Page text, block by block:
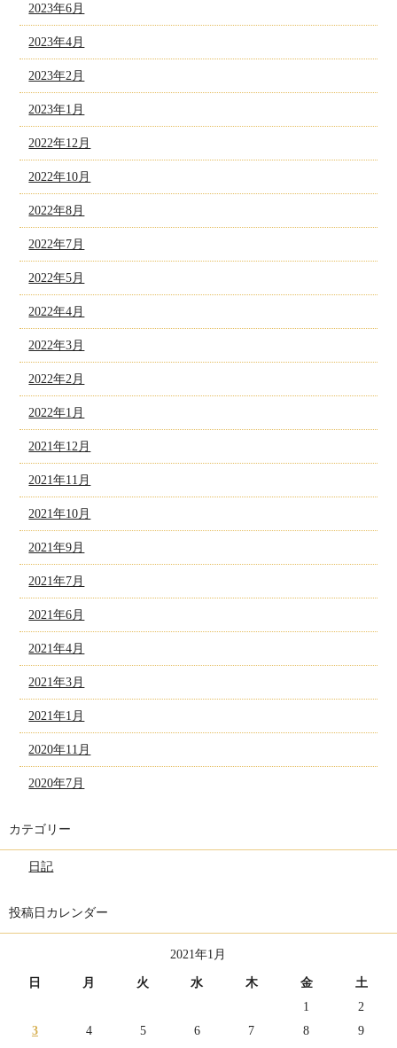
2023年6月
2023年4月
2023年2月
2023年1月
2022年12月
2022年10月
2022年8月
2022年7月
2022年5月
2022年4月
2022年3月
2022年2月
2022年1月
2021年12月
2021年11月
2021年10月
2021年9月
2021年7月
2021年6月
2021年4月
2021年3月
2021年1月
2020年11月
2020年7月
カテゴリー
日記
投稿日カレンダー
2021年1月
日 月 火 水 木 金
土
1
2
3
4 5 6 7 8 9